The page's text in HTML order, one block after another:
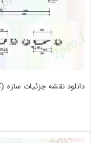
دانلود نقشه جزئیات سازه